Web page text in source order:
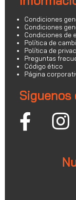
Condiciones
Condiciones
Condiciones de
Política de
Política de
Preguntas
Código ético
Página
Siguenos